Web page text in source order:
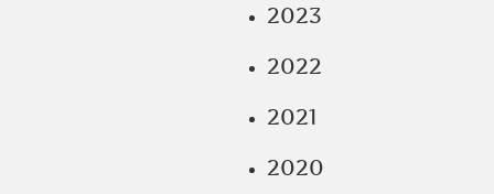
2023
2022
2021
2020